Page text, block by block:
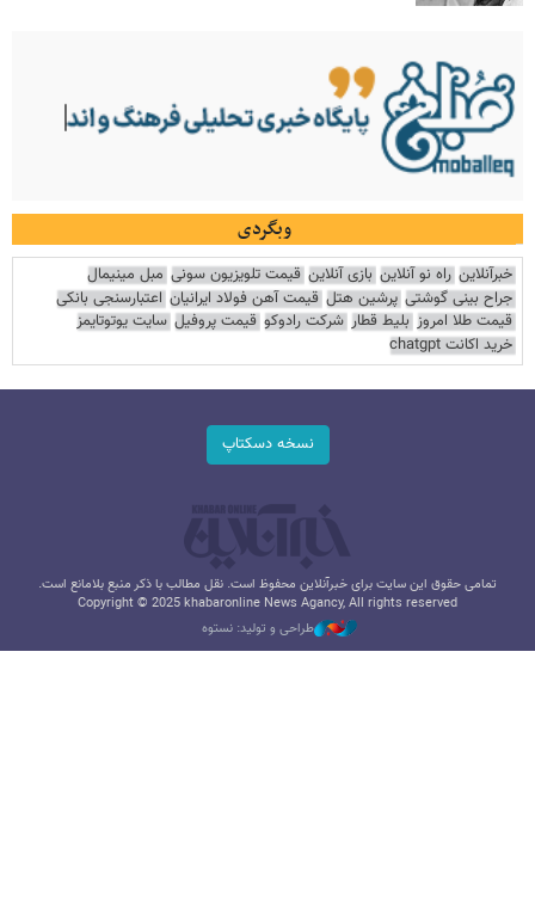
وبگردی
خبرآنلاین راه نو آنلاین بازی آنلاین قیمت تلویزیون سونی مبل مینیمال
جراح بینی گوشتی پرشین هتل قیمت آهن فولاد ایرانیان اعتبارسنجی بانکی
قیمت طلا امروز بلیط قطار شرکت رادوکو قیمت پروفیل سایت یوتوتایمز
خرید اکانت chatgpt
نسخه دسکتاپ
تمامی حقوق این سایت برای خبرآنلاین محفوظ است. نقل مطالب با ذکر منبع بلامانع است.
Copyright © 2025 khabaronline News Agancy, All rights reserved
طراحی و تولید: نستوه